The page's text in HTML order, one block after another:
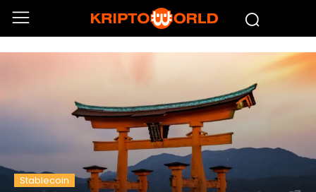
Stablecoin